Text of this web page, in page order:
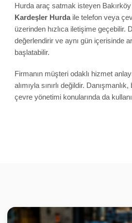
Hurda araç satmak isteyen
Kardeşler Hurdaile telefon veya
üzerinden hızlıca iletişime geçebilir.
değerlendirir ve aynı gün içerisinde
başlatabilir.
Firmanın müşteri odaklı hizmet
alımıyla sınırlı değildir. Danışmanlık,
çevre yönetimi konularında da